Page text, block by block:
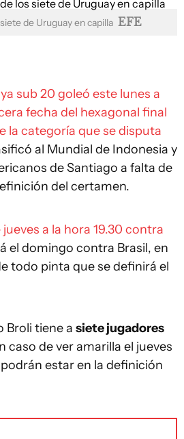
de Uruguay en capilla EFE
sub 20 goleó este lunes a
fecha del hexagonal final
la categoría que se disputa
al Mundial de Indonesia y
de Santiago a falta de
del certamen.
a la hora 19.30 contra
el domingo contra Brasil, en
todo pinta que se definirá el
Broli tiene a siete jugadores
caso de ver amarilla el jueves
estar en la definición